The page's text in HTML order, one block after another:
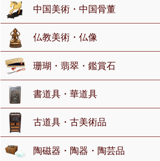
中国美術・中国骨董
仏教美術・仏像
珊瑚・翡翠・鑑賞石
書道具・華道具
古道具・古美術品
陶磁器・陶器・陶芸品